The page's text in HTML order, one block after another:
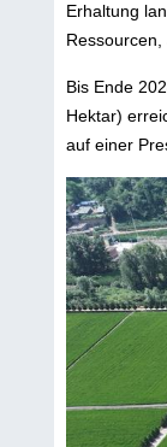
Erhaltung
Ressourcen,
Bis Ende
Hektar)
auf einer